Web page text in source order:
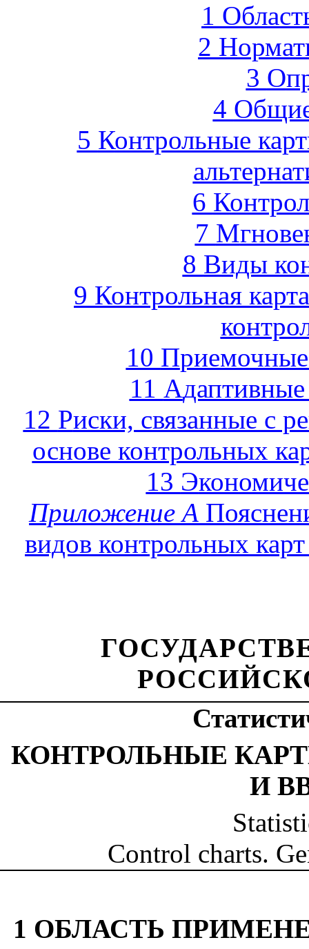
1 О
2 Н
3 О
4 О
5 Контрольные
6 К
7 М
8 Виды
9 Контрольная
10 П
11 А
12 Риски, связанные с
основе контрольных
13 Э
ПриложениеА
видов контрольных
КОНТРОЛЬНЫЕ
И
Control charts.
1 ОБЛАСТЬ